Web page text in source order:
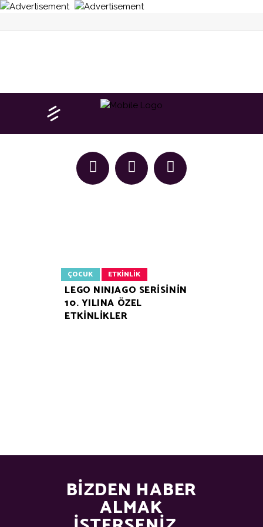
ÇOCUK ETKINLIK
LEGO NINJAGO SERİSİNİN
10. YILINA ÖZEL
ETKİNLİKLER
BIZDEN HABER
ALMAK